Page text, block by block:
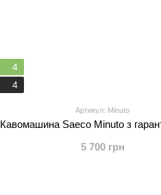
4
4
Артикул: Minuto
Кавомашина Saeco Minuto з
5 700 грн